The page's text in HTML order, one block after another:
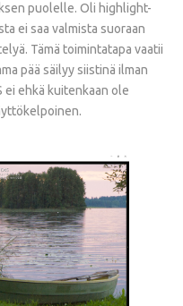
puolelle. Oli highlight-
ei saa valmista suoraan
Tämä toimintatapa vaatii
pää säilyy siistinä ilman
ei ehkä kuitenkaan ole